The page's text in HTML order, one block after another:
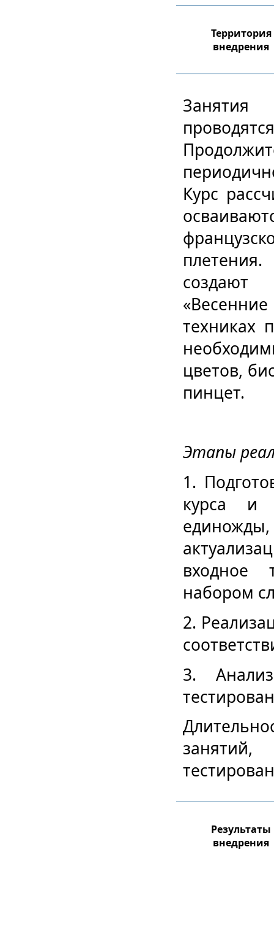
Территория
внедрения
Занятия
Курс
создают
техниках
цветов,
пинцет.
Этапы
1.
курса и
входное
набором
2.
3.
Результаты
внедрения